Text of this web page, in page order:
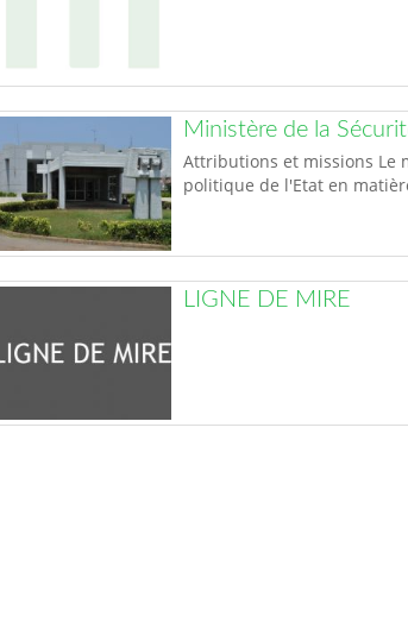
Ministère de la
Attributions et missions Le
politique de l'Etat en
LIGNE DE MIRE